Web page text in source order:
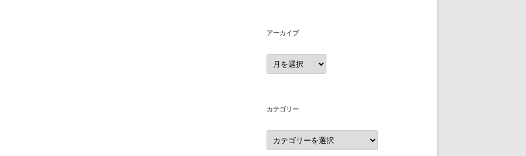
アーカイブ
ア
ー
カ
カテゴリー
カ
テ
ゴ